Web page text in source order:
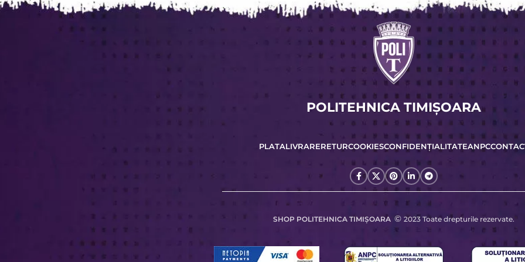
POLITEHNICA TIMIŞOARA
PLATALIVRARERETURCOOKIESCONFIDENȚIALITATEANPC
SHOP POLITEHNICA TIMIŞOARA © 2023 Toate drepturile rezervate.